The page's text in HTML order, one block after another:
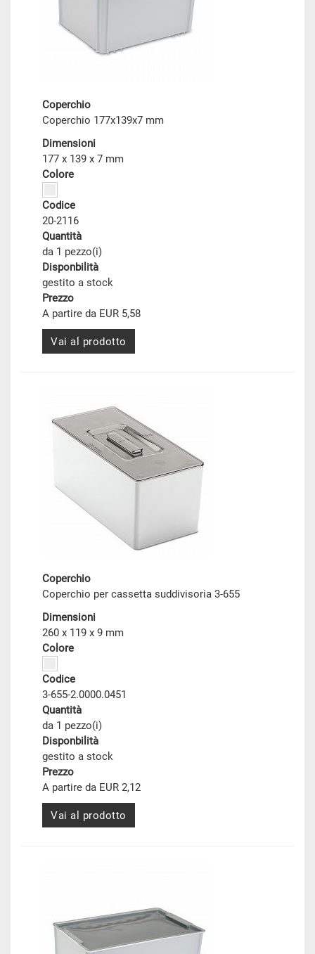
Coperchio
Coperchio 177x139x7 mm
Dimensioni
177 x 139 x 7 mm
Colore
Codice
20-2116
Quantità
da 1 pezzo(i)
Disponbilità
gestito a stock
Prezzo
A partire da EUR 5,58
Vai al prodotto
Coperchio
Coperchio per cassetta suddivisoria 3-655
Dimensioni
260 x 119 x 9 mm
Colore
Codice
3-655-2.0000.0451
Quantità
da 1 pezzo(i)
Disponbilità
gestito a stock
Prezzo
A partire da EUR 2,12
Vai al prodotto